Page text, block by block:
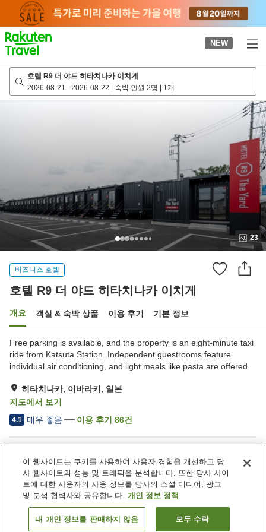
page
NEW
호텔 R9 더 야드 히타치나카 이치게
2026-08-21 - 2026-08-22 | 숙박 인원 2명 | 1개
23
비즈니스 호텔
호텔 R9 더 야드 히타치나카 이치게
개요 객실 & 숙박 상품 이용 후기 기본 정보
Free parking is available, and the property is an eight-minute taxi
ride from Katsuta Station. Independent guestrooms feature
individual air conditioning, and light meals like pasta are offered.
히타치나카, 이바라키, 일본
지도에서 보기
4.1 매우 좋음 이용 후기 86건
주차장
자동판매기
세탁 (유료)
일본 이바라키
히타치나카
호텔 R9 더 야드 히타치나카 이치게객실 보기
이 웹사이트는 쿠키를 사용하여 사용자 경험을 개선하고 당
사 웹사이트의 성능 및 트래픽을 분석합니다. 또한 당사 사이
트에 대한 사용자의 사용 정보를 당사의 소셜 미디어, 광고
및 분석 협력사와 공유합니다. 개인 정보 정책
내 개인 정보를 판매하지 않음 모두 수락